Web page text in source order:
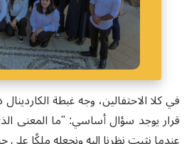
في كلا الاحتفالين، وجه غبطة
قرار يوجد سؤال أساسي: "ما المعنى